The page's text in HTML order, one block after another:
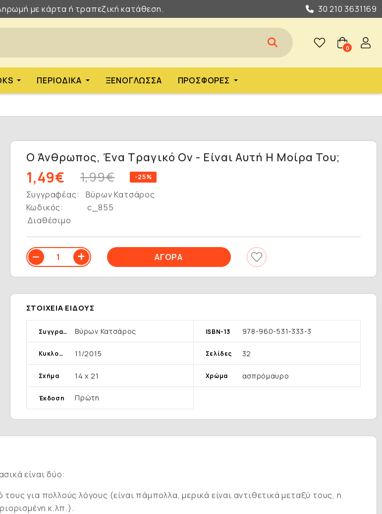
με κάρτα ή τραπεζική κατάθεση. 30 210 3631169
0
ΠΕΡΙΟΔΙΚΆ ΞΕΝΌΓΛΩΣΣΑ ΠΡΟΣΦΟΡΈΣ
Ο Άνθρωπος, Ένα Τραγικό Ον - Είναι Αυτή Η Μοίρα Του;
1,49€ 1,99€ -25%
Συγγραφέας:
Βύρων Κατσάρος
Κωδικός:
c_855
Διαθέσιμο
ΣΤΟΙΧΕΊΑ ΕΊΔΟΥΣ
Συγγραφέας Βύρων Κατσάρος ISBN-13 978-960-531-333-3
Κυκλοφορία 11/2015 Σελίδες 32
Σχήμα 14 x 21 Χρώμα ασπρόμαυρο
Έκδοση Πρώτη
είναι δύο:
για πολλούς λόγους (είναι πάμπολλα, μερικά είναι αντιθετικά μεταξύ τους, η
κ.λπ.).